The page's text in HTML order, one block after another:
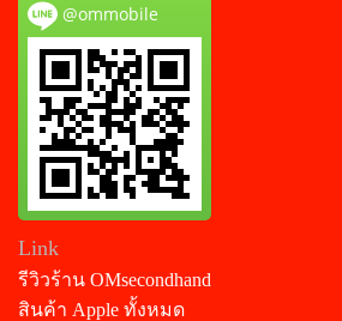
@ommobile
Link
รีวิวร้าน OMsecondhand
สินค้า Apple ทั้งหมด